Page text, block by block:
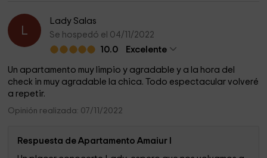
L
Lady Salas
Se hospedó el 04/11/2022
10.0
Excelente
Un apartamento muy limpio y agradable y a la hora del
check in muy agradable la chica. Todo espectacular volveré
a repetir.
Opinión realizada: 07/11/2022
Respuesta de Apartamento Amaiur I